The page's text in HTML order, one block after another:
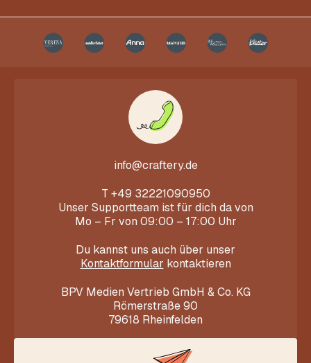
info@craftery.de
T +49 32221090950
Unser Supportteam ist für dich da von
Mo – Fr von 09:00 – 17:00 Uhr
Du kannst uns auch über unser
Kontaktformular kontaktieren
BPV Medien Vertrieb GmbH & Co. KG
Römerstraße 90
79618 Rheinfelden